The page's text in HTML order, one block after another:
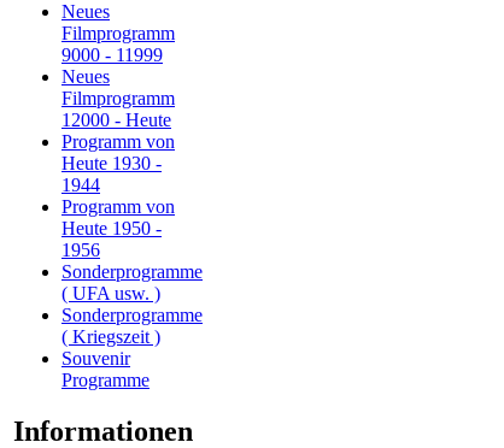
Neues
Filmprogramm
9000 - 11999
Neues
Filmprogramm
12000 - Heute
Programm von
Heute 1930 -
1944
Programm von
Heute 1950 -
1956
Sonderprogramme
( UFA usw. )
Sonderprogramme
( Kriegszeit )
Souvenir
Programme
Informationen